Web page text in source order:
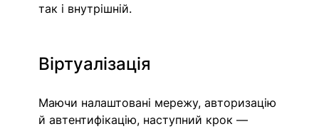
так і внутрішній.
Віртуалізація
Маючи налаштовані мережу, авторизацію
й автентифікацію, наступний крок —